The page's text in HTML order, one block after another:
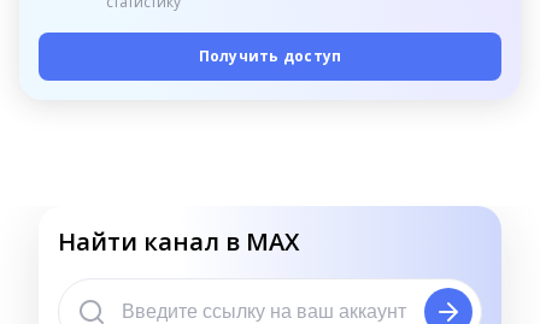
Получить доступ
Найти канал в MAX